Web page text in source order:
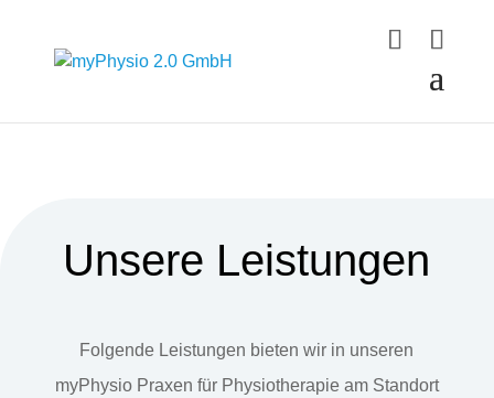
Unsere Leistungen
Folgende Leistungen bieten wir in unseren
myPhysio Praxen für Physiotherapie am Standort